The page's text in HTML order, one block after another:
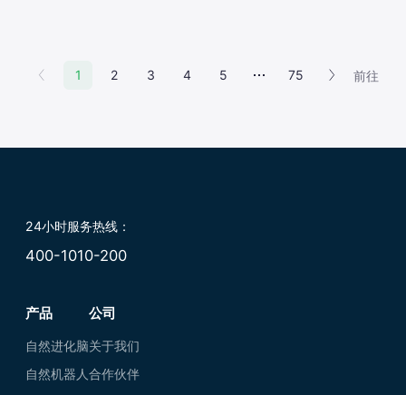
1 2 3 4 5 75 前往
24小时服务热线：
400-1010-200
产品
自然进化脑
自然机器人
公司
关于我们
合作伙伴